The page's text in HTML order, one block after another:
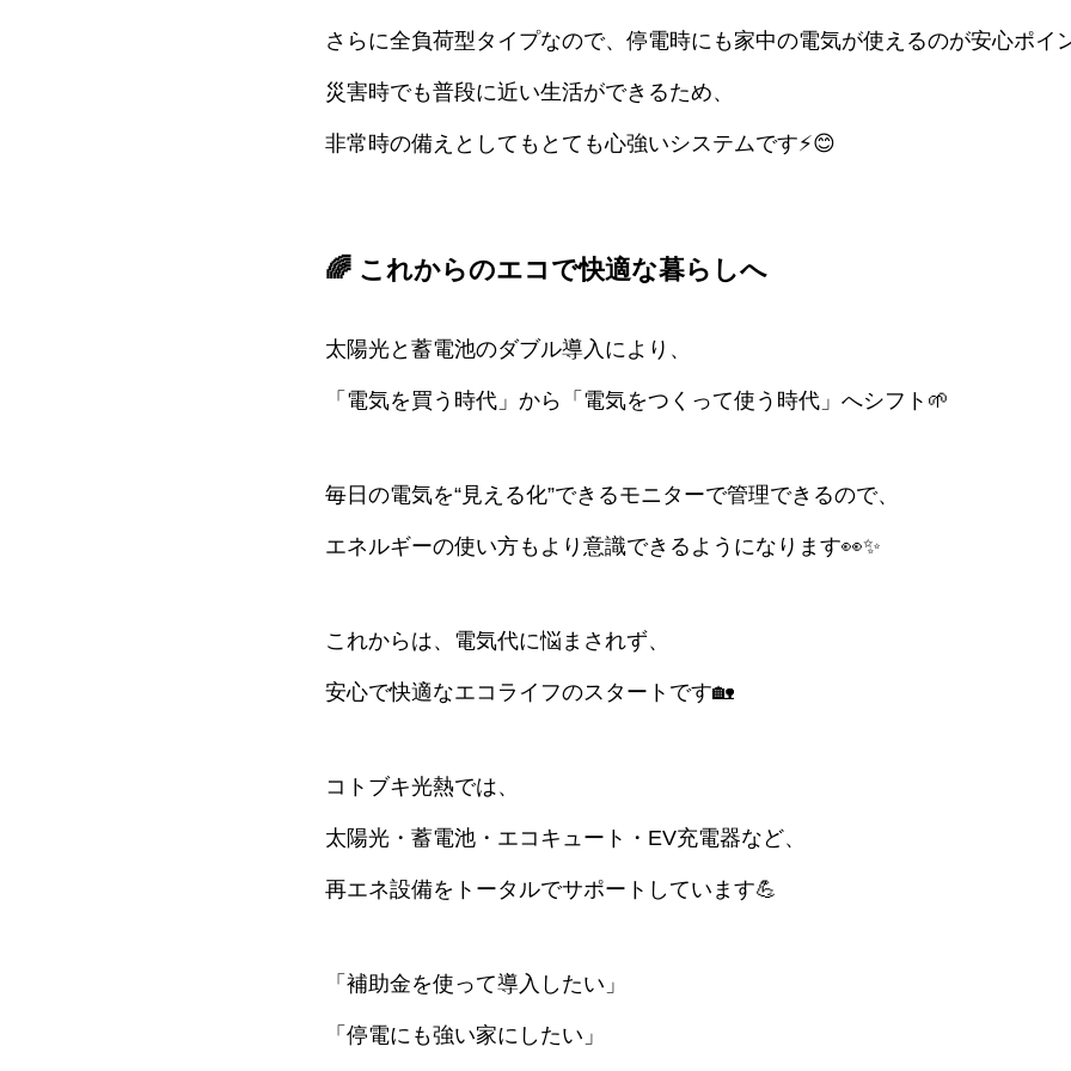
さらに全負荷型タイプなので、停電時にも家中の電気が使えるのが安心ポイ
災害時でも普段に近い生活ができるため、
非常時の備えとしてもとても心強いシステムです⚡😊
🌈 これからのエコで快適な暮らしへ
太陽光と蓄電池のダブル導入により、
「電気を買う時代」から「電気をつくって使う時代」へシフト🌱
毎日の電気を“見える化”できるモニターで管理できるので、
エネルギーの使い方もより意識できるようになります👀✨
これからは、電気代に悩まされず、
安心で快適なエコライフのスタートです🏡
コトブキ光熱では、
太陽光・蓄電池・エコキュート・EV充電器など、
再エネ設備をトータルでサポートしています💪
「補助金を使って導入したい」
「停電にも強い家にしたい」